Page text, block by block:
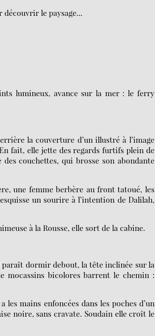
le paysage...
lumineux, avance sur la mer : le ferry
la couverture d’un illustré à l’image
fait, elle jette des regards furtifs plein de
des couchettes, qui brosse son abondante
une femme berbère au front tatoué, les
un sourire à l’intention de Dalilah,
à la Rousse, elle sort de la cabine.
paraît dormir debout, la tête inclinée sur la
mocassins bicolores barrent le chemin :
mains enfoncées dans les poches d’un
noire, sans cravate. Soudain elle croît le